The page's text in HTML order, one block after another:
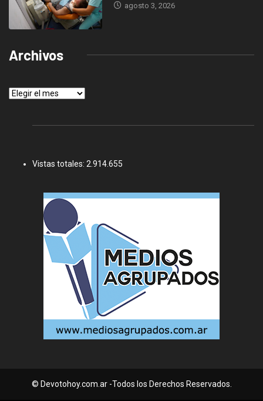
agosto 3, 2026
Archivos
Archivos
Vistas totales: 2.914.655
© Devotohoy.com.ar -Todos los Derechos Reservados.